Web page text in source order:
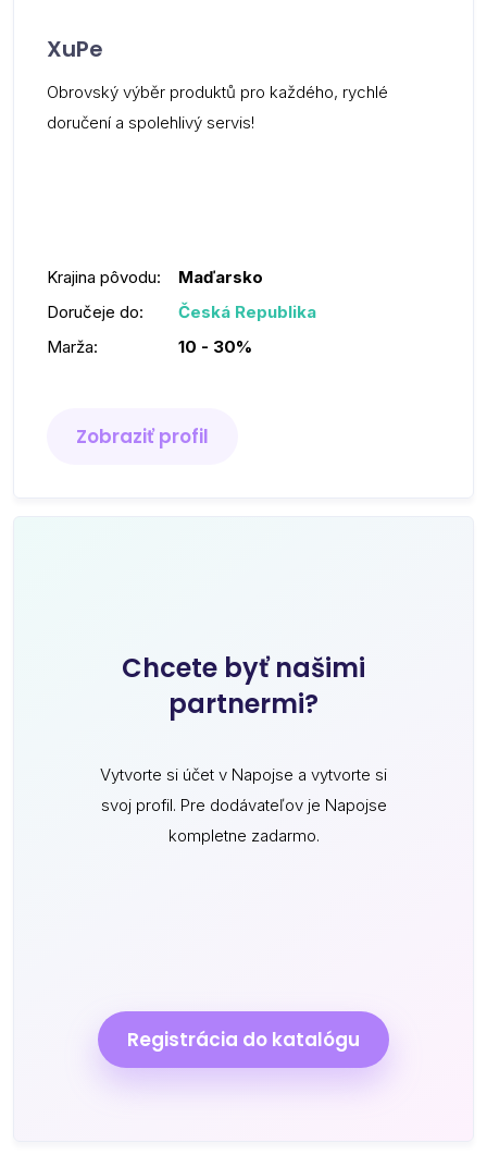
XuPe
Obrovský výběr produktů pro každého, rychlé
doručení a spolehlivý servis!
Krajina pôvodu:
Maďarsko
Doručeje do:
Česká Republika
Marža:
10 - 30%
Zobraziť profil
Chcete byť našimi
partnermi?
Vytvorte si účet v Napojse a vytvorte si
svoj profil. Pre dodávateľov je Napojse
kompletne zadarmo.
Registrácia do katalógu